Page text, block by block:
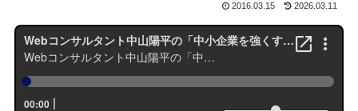
2016.03.15 2026.03.11